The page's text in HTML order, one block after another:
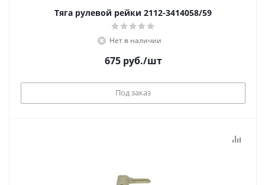
Тяга рулевой рейки 2112-3414058/59
Нет в наличии
675руб./шт
Под заказ